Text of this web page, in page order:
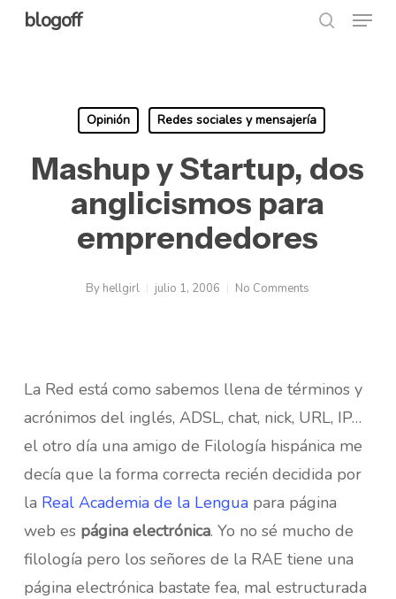
Skipblogoff Menu
Opinión Redes sociales y mensajería
Mashup y Startup, dos
anglicismos para
emprendedores
By hellgirl julio 1, 2006 No Comments
La Red está como sabemos llena de términos y
acrónimos del inglés, ADSL, chat, nick, URL, IP…
el otro día una amigo de Filología hispánica me
decía que la forma correcta recién decidida por
la Real Academia de la Lenguapara página
web es página electrónica. Yo no sé mucho de
filología pero los señores de la RAE tiene una
página electrónica bastate fea, mal estructurada